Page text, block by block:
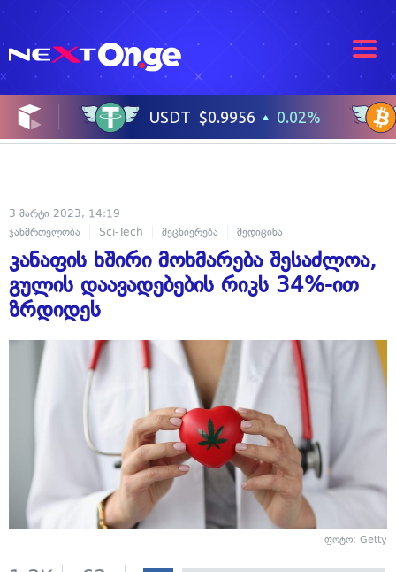
3 მარტი 2023, 14:19
ჯანმრთელობა
Sci-Tech მეცნიერება მედიცინა
კანაფის ხშირი მოხმარება შესაძლოა,
გულის დაავადებების რიკს 34%-ით
ზრდიდეს
ფოტო: Getty